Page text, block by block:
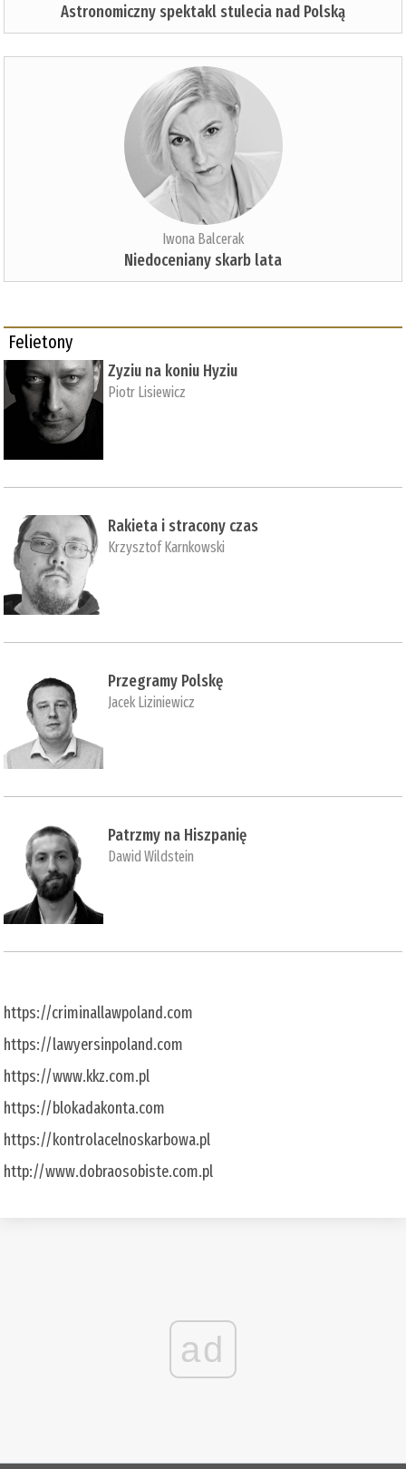
Astronomiczny spektakl stulecia nad Polską
Iwona Balcerak
Niedoceniany skarb lata
Felietony
Zyziu na koniu Hyziu
Piotr Lisiewicz
Rakieta i stracony czas
Krzysztof Karnkowski
Przegramy Polskę
Jacek Liziniewicz
Patrzmy na Hiszpanię
Dawid Wildstein
https://criminallawpoland.com
https://lawyersinpoland.com
https://www.kkz.com.pl
https://blokadakonta.com
https://kontrolacelnoskarbowa.pl
http://www.dobraosobiste.com.pl
ad